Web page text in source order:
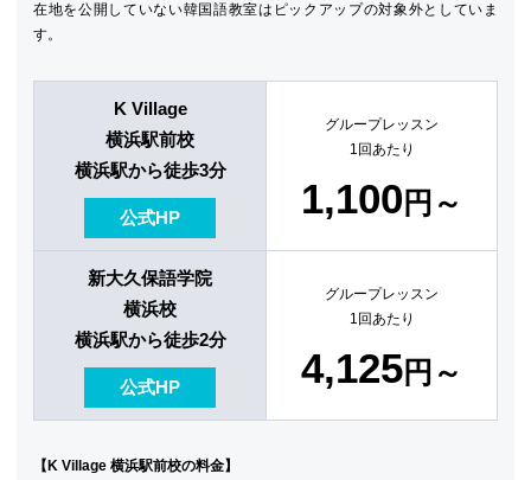
在地を公開していない韓国語教室はピックアップの対象外としていま
す。
K Village
横浜駅前校
横浜駅から徒歩3分
公式HP
グループレッスン
1回あたり
1,100 円～
新大久保語学院
横浜校
横浜駅から徒歩2分
公式HP
グループレッスン
1回あたり
4,125円～
【K Village 横浜駅前校の料金】